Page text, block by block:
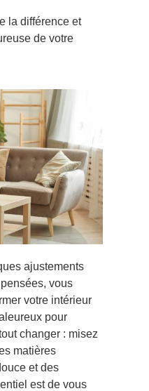
la différence et
de votre
ajustements
vous
votre intérieur
pour
changer : misez
matières
et des
est de vous